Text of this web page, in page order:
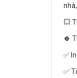
💥
🍀
✅
✅